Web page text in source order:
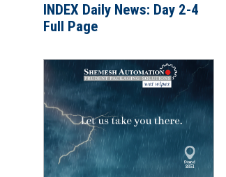
INDEX Daily News: Day 2-4
Full Page